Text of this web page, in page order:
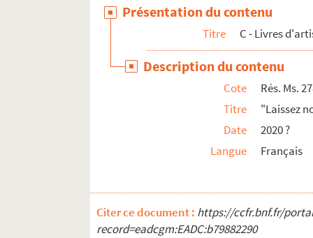
Présentation du contenu
Titre C - Livres
Description du contenu
Cote
Rés. Ms.
Titre
"Laissez
Date
2020 ?
Langue
Français
Citer ce document : https://ccfr.bnf.fr/
record=eadcgm:EADC:b79882290